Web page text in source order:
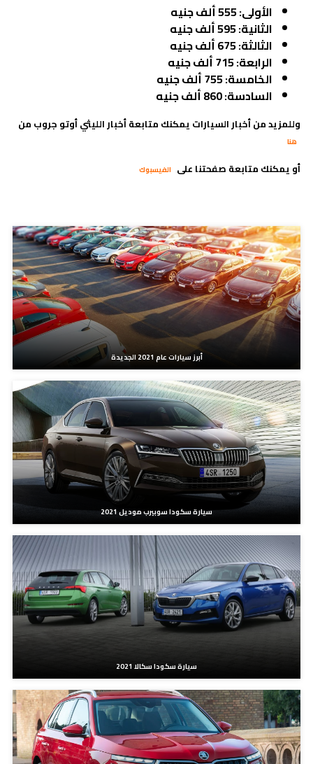
الأولى: 555 ألف جنيه
الثانية: 595 ألف جنيه
الثالثة: 675 ألف جنيه
الرابعة: 715 ألف جنيه
الخامسة: 755 ألف جنيه
السادسة: 860 ألف جنيه
وللمزيد من أخبار السيارات يمكنك متابعة أخبار الليثي أوتو جروب من
هنا
أو يمكنك متابعة صفحتنا على الفيسبوك
أبرز سيارات عام 2021 الجديدة
سيارة سكودا سوبيرب موديل 2021
سيارة سكودا سكالا 2021